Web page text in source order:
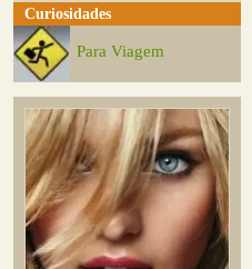
Curiosidades
Para Viagem